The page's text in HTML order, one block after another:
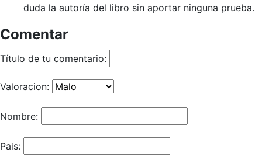
duda la autoría del libro sin aportar ninguna prueba.
Comentar
Título de tu comentario:
Valoracion:
Nombre:
Pais: